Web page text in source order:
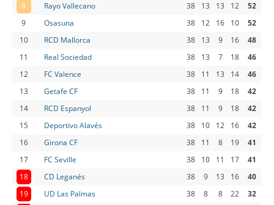
8
Rayo Vallecano 38 13 13 12
52
9
Osasuna 38 12 16 10
52
10
RCD Mallorca 38 13 9 16
48
11
Real Sociedad 38 13 7 18
46
12
FC Valence 38 11 13 14
46
13
Getafe CF 38 11 9 18
42
14
RCD Espanyol 38 11 9 18
42
15
Deportivo Alavés 38 10 12 16
42
16
Girona CF 38 11 8 19
41
17
FC Seville 38 10 11 17
41
18
CD Leganés 38 9 13 16
40
19
UD Las Palmas 38 8 8 22
32